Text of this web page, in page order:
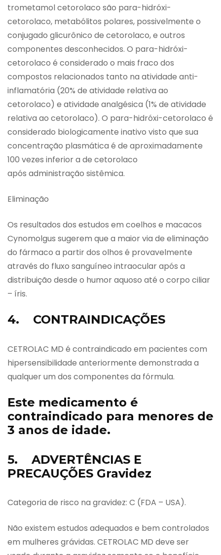
trometamol cetorolaco são para-hidróxi-
cetorolaco, metabólitos polares, possivelmente o
conjugado glicurônico de cetorolaco, e outros
componentes desconhecidos. O para-hidróxi-
cetorolaco é considerado o mais fraco dos
compostos relacionados tanto na atividade anti-
inflamatória (20% de atividade relativa ao
cetorolaco) e atividade analgésica (1% de atividade
relativa ao cetorolaco). O para-hidróxi-cetorolaco é
considerado biologicamente inativo visto que sua
concentração plasmática é de aproximadamente
100 vezes inferior a de cetorolaco
após administração sistêmica.
Eliminação
Os resultados dos estudos em coelhos e macacos
Cynomolgus sugerem que a maior via de eliminação
do fármaco a partir dos olhos é provavelmente
através do fluxo sanguíneo intraocular após a
distribuição desde o humor aquoso até o corpo ciliar
– íris.
4. CONTRAINDICAÇÕES
CETROLAC MD é contraindicado em pacientes com
hipersensibilidade anteriormente demonstrada a
qualquer um dos componentes da fórmula.
Este medicamento é
contraindicado para menores de
3 anos de idade.
5. ADVERTÊNCIAS E
PRECAUÇÕES Gravidez
Categoria de risco na gravidez: C (FDA – USA).
Não existem estudos adequados e bem controlados
em mulheres grávidas. CETROLAC MD deve ser